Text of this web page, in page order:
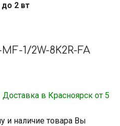
2 вт
1/2W-8K2R-FA
в Красноярск от 5
и наличие товара Вы